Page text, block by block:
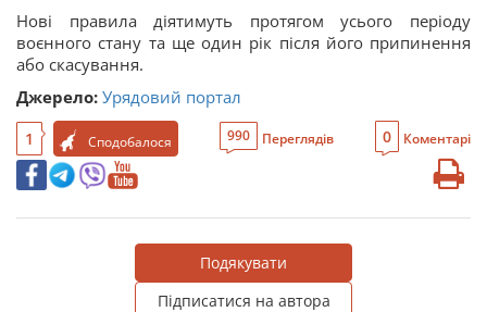
Нові правила діятимуть протягом усього періоду
воєнного стану та ще один рік після його припинення
або скасування.
Джерело: Урядовий портал
1 Сподобалося 990 Переглядів 0 Коментарі
Подякувати
Підписатися на автора